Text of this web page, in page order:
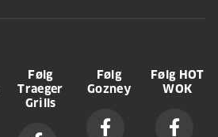
Følg
Traeger
Grills
Følg
Gozney
Følg HOT
WOK